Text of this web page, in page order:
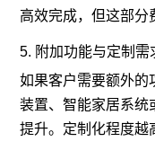
高效完成，但这部分
5. 附加功能与定制需
如果客户需要额外的
装置、智能家居系统
提升。定制化程度越